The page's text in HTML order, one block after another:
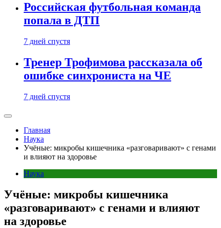
Российская футбольная команда
попала в ДТП
7 дней спустя
Тренер Трофимова рассказала об
ошибке синхрониста на ЧЕ
7 дней спустя
Главная
Наука
Учёные: микробы кишечника «разговаривают» с генами
и влияют на здоровье
Наука
Учёные: микробы кишечника
«разговаривают» с генами и влияют
на здоровье